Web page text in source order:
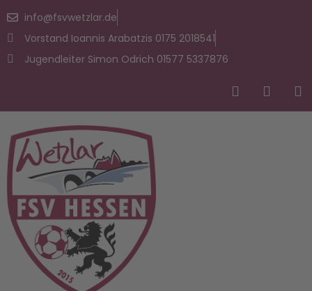
info@fsvwetzlar.de
Vorstand Ioannis Arabatzis 0175 2018541
Jugendleiter Simon Odrich 01577 5337876